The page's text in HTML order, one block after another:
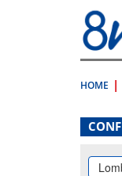
a:
HOME
.